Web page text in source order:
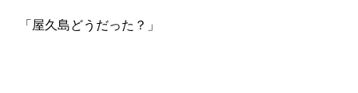
「屋久島どうだった？」